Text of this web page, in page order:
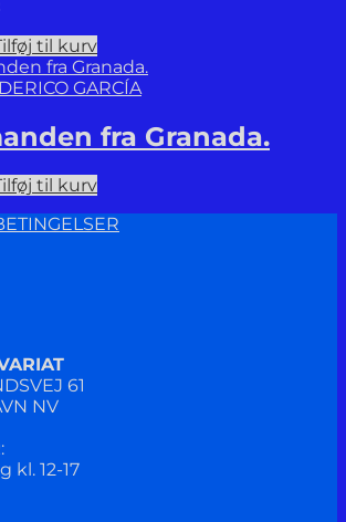
til kurv
GARCÍA
fra Granada.
til kurv
61
NV
:
kl. 12-17